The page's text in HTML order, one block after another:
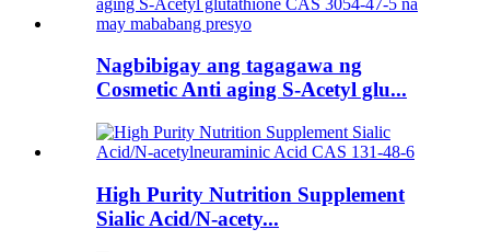
Nagbibigay ang tagagawa ng
Cosmetic Anti aging S-Acetyl glu...
High Purity Nutrition Supplement
Sialic Acid/N-acety...